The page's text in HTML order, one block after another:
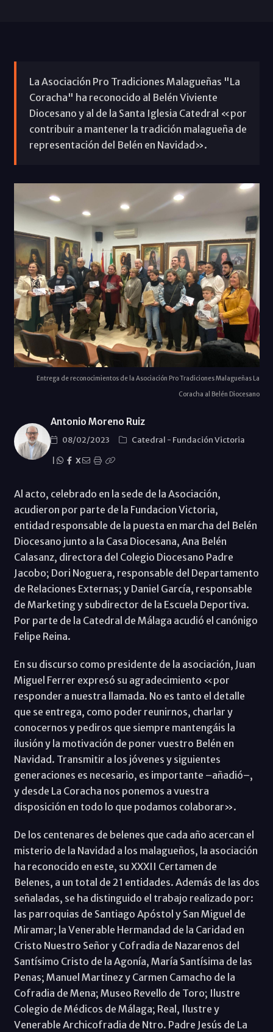
La Asociación Pro Tradiciones Malagueñas "La
Coracha" ha reconocido al Belén Viviente
Diocesano y al de la Santa Iglesia Catedral «por
contribuir a mantener la tradición malagueña de
representación del Belén en Navidad».
Entrega de reconocimientos de la Asociación Pro Tradiciones Malagueñas La
Coracha al Belén Diocesano
Antonio Moreno Ruiz
08/02/2023 Catedral - Fundación Victoria
X
Al acto, celebrado en la sede de la Asociación,
acudieron por parte de la Fundacion Victoria,
entidad responsable de la puesta en marcha del Belén
Diocesano junto a la Casa Diocesana, Ana Belén
Calasanz, directora del Colegio Diocesano Padre
Jacobo; Dori Noguera, responsable del Departamento
de Relaciones Externas; y Daniel García, responsable
de Marketing y subdirector de la Escuela Deportiva.
Por parte de la Catedral de Málaga acudió el canónigo
Felipe Reina.
En su discurso como presidente de la asociación, Juan
Miguel Ferrer expresó su agradecimiento «por
responder a nuestra llamada. No es tanto el detalle
que se entrega, como poder reunirnos, charlar y
conocernos y pediros que siempre mantengáis la
ilusión y la motivación de poner vuestro Belén en
Navidad. Transmitir a los jóvenes y siguientes
generaciones es necesario, es importante –añadió–,
y desde La Coracha nos ponemos a vuestra
disposición en todo lo que podamos colaborar».
De los centenares de belenes que cada año acercan el
misterio de la Navidad a los malagueños, la asociación
ha reconocido en este, su XXXII Certamen de
Belenes, a un total de 21 entidades. Además de las dos
señaladas, se ha distinguido el trabajo realizado por:
las parroquias de Santiago Apóstol y San Miguel de
Miramar; la Venerable Hermandad de la Caridad en
Cristo Nuestro Señor y Cofradia de Nazarenos del
Santísimo Cristo de la Agonía, María Santísima de las
Penas; Manuel Martinez y Carmen Camacho de la
Cofradia de Mena; Museo Revello de Toro; Ilustre
Colegio de Médicos de Málaga; Real, Ilustre y
Venerable Archicofradia de Ntro. Padre Jesús de La